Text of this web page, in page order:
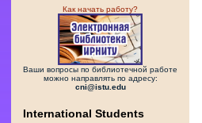
Как начать работу?
Ваши вопросы по библиотечной работе
можно направлять по адресу:
cni@istu.edu
International Students